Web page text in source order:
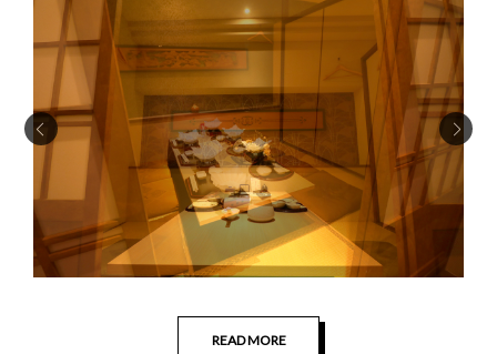
READ MORE